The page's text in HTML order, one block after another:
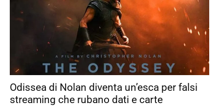
Odissea di Nolan diventa un’esca per falsi
streaming che rubano dati e carte